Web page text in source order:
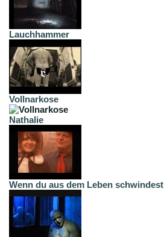
Lauchhammer
Vollnarkose
Nathalie
Wenn du aus dem Leben schwindest